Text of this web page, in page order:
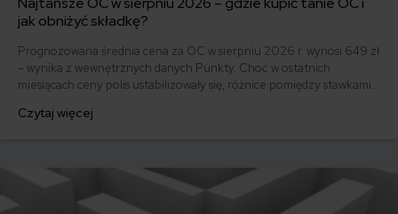
jak obniżyć składkę?
Prognozowana średnia cena za OC w sierpniu 2026 r. wynosi 649 zł
– wynika z wewnętrznych danych Punkty. Choć w ostatnich
miesiącach ceny polis ustabilizowały się, różnice pomiędzy stawkami
500 zł, inni – powyżej 1500 zł. Gdzie znaleźć najtańsze OC w Polsce
Czytaj więcej